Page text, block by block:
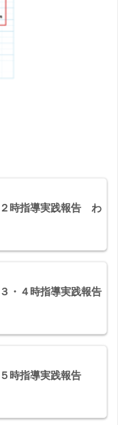
２時指導実践報告 わ
・４時指導実践報告
時指導実践報告